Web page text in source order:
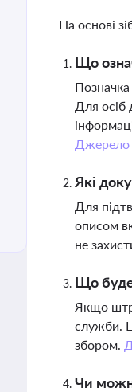
На основі
Що
Для осіб
Джерело
Які
Для
описом
не
Що
Якщо
служби.
збором.
Чи